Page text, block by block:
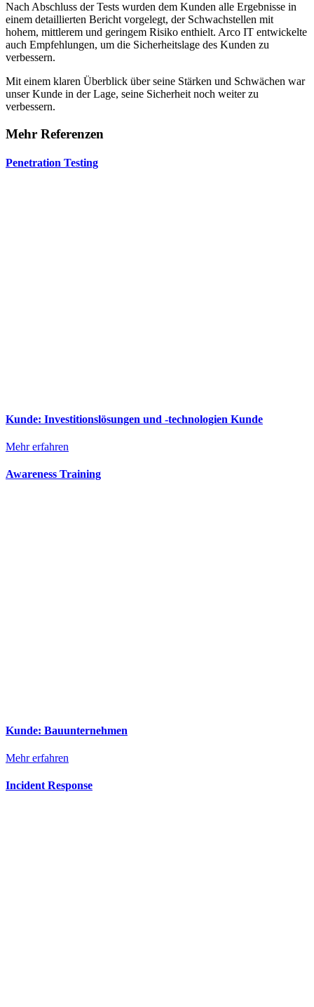
Nach Abschluss der Tests wurden dem Kunden alle Ergebnisse in
einem detaillierten Bericht vorgelegt, der Schwachstellen mit
hohem, mittlerem und geringem Risiko enthielt. Arco IT entwickelte
auch Empfehlungen, um die Sicherheitslage des Kunden zu
verbessern.
Mit einem klaren Überblick über seine Stärken und Schwächen war
unser Kunde in der Lage, seine Sicherheit noch weiter zu
verbessern.
Mehr Referenzen
Penetration Testing
Kunde: Investitionslösungen und -technologien Kunde
Mehr erfahren
Awareness Training
Kunde: Bauunternehmen
Mehr erfahren
Incident Response